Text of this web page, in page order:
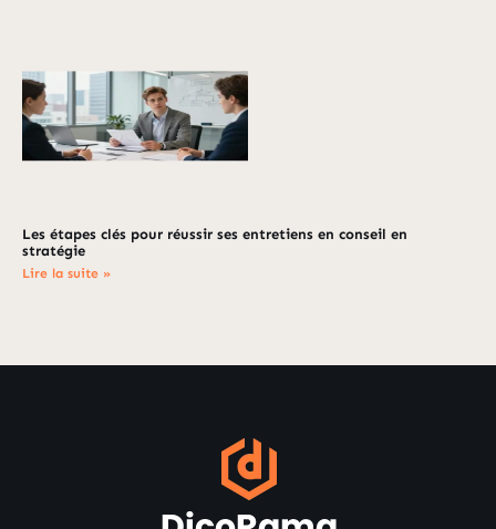
Les étapes clés pour réussir ses entretiens en conseil en
stratégie
Lire la suite »